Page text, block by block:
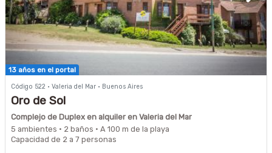
13 años en el portal
Código 522 · Valeria del Mar · Buenos Aires
Oro de Sol
Complejo de Duplex en alquiler en Valeria del Mar
5 ambientes · 2 baños · A 100 m de la playa
Capacidad de 2 a 7 personas